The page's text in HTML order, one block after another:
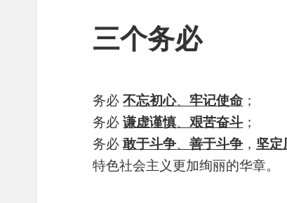
三个务必
务必不忘初心、牢记使命 ；
务必谦虚谨慎、艰苦奋斗 ；
务必敢于斗争、善于斗争 ， 坚定
特色社会主义更加绚丽的华章。